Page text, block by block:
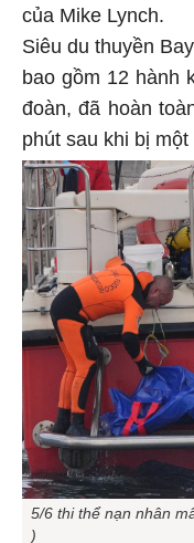
của Mike Lynch.
Siêu du thuyền
bao gồm 12 hành
đoàn, đã hoàn
phút sau khi bị
5/6 thi thể nạn nhân
)